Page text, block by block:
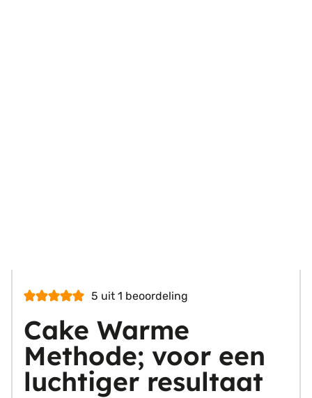
5 uit 1 beoordeling
Cake Warme
Methode; voor een
luchtiger resultaat